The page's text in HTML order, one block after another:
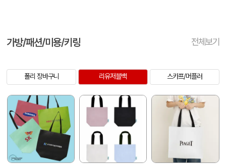
가방/패션/미용/키링 전체보기
폴리 장바구니 리유저블백 스카프/머플러